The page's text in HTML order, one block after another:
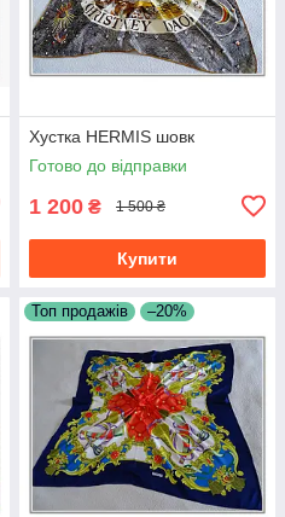
Хустка HERMIS шовк
Готово до відправки
1 200 ₴ 1 500 ₴
Купити
Топ продажів –20%